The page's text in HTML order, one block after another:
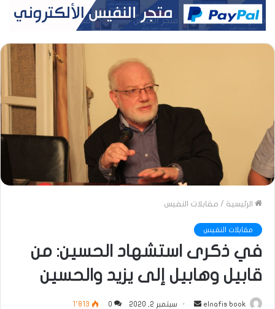
الرئيسية / مقابلات النفيس
مقابلات النفيس
في ذكرى استشهاد الحسين: من
قابيل وهابيل إلى يزيد والحسين
elnafis book
أرسل
سبتمبر 2, 2020 0 1٬813